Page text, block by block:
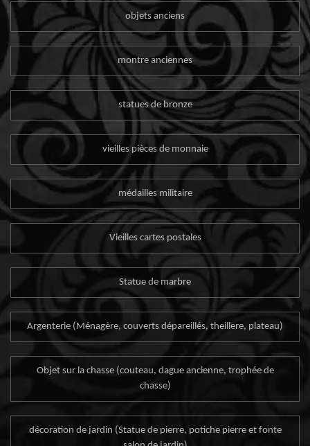
objets anciens
montre anciennes
statues de bronze
vieilles pièces de monnaie
médailles militaire
Vieilles cartes postales
Statue de marbre
Argenterie (Ménagère, couverts dépareillés, theillere, plateau)
Objet sur la chasse (couteau, dague ancienne, trophée de
chasse)
décoration de jardin (Statue de pierre, potiche pierre et fonte